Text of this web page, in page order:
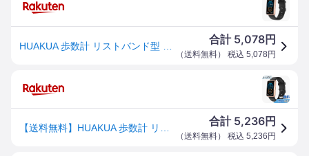
合計 5,078円
（送料無料） 税込 5,078 円
合計 5,236円
（送料無料） 税込 5,236 円